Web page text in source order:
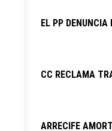
EL PP
CC RECLAMA
ARRECIFE